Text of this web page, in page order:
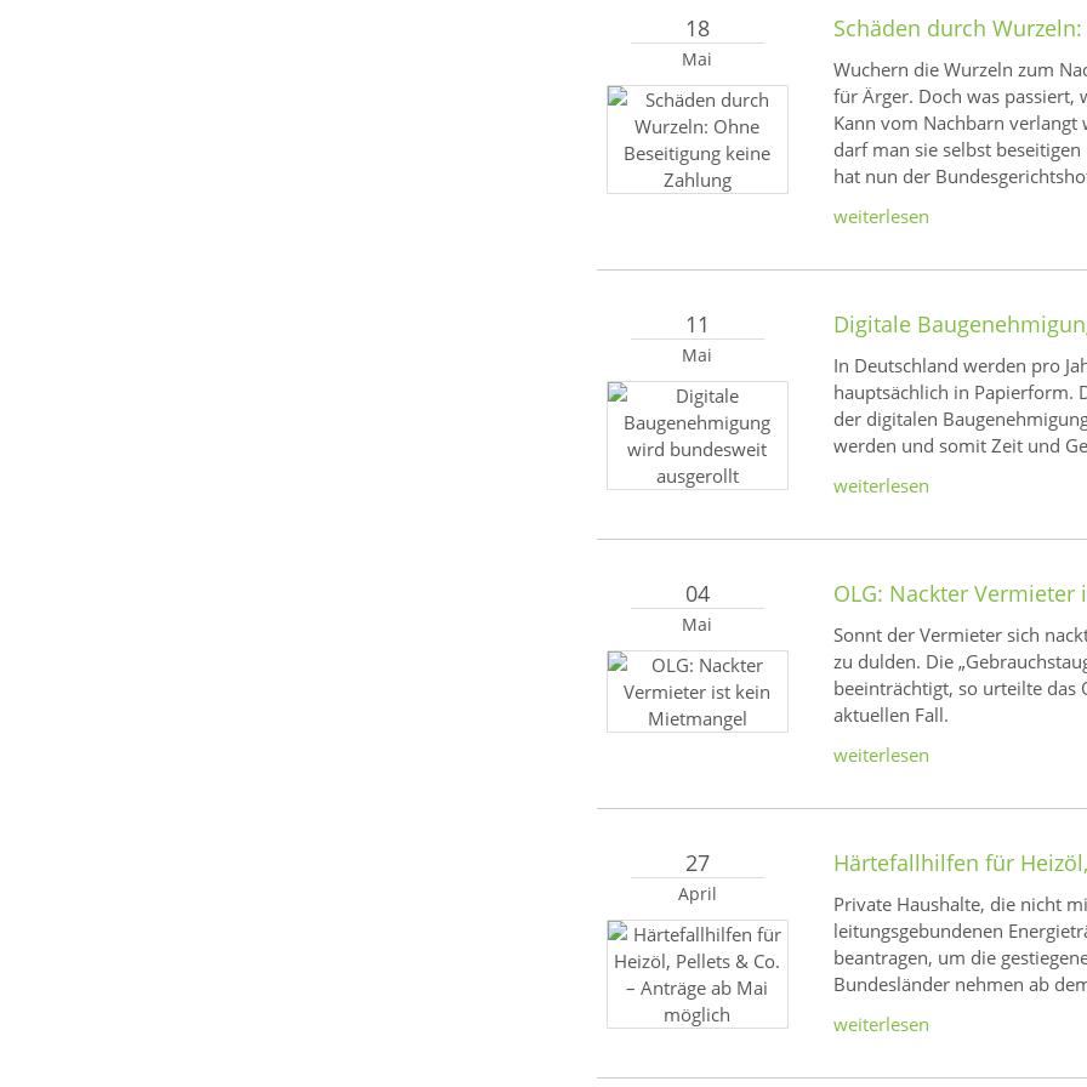
18
Mai
Schäden durch
Wuchern die Wurzeln zum
für Ärger. Doch was passiert,
Kann vom Nachbarn verlangt
darf man sie selbst
hat nun der
weiterlesen
11
Mai
Digitale
In Deutschland werden pro
hauptsächlich in Papierform.
der digitalen
werden und somit Zeit und
weiterlesen
04
Mai
OLG: Nackter
Sonnt der Vermieter sich
zu dulden. Die
beeinträchtigt, so urteilte das
aktuellen Fall.
weiterlesen
27
April
Härtefallhilfen für
Private Haushalte, die nicht
leitungsgebundenen
beantragen, um die
Bundesländer nehmen ab
weiterlesen